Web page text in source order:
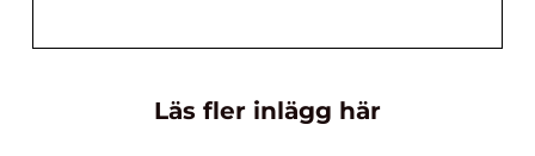
Läs fler inlägg här